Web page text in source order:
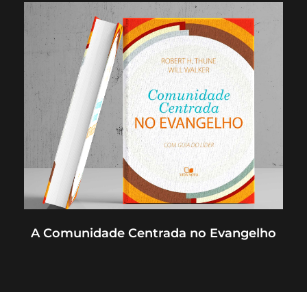
A Comunidade Centrada no Evangelho